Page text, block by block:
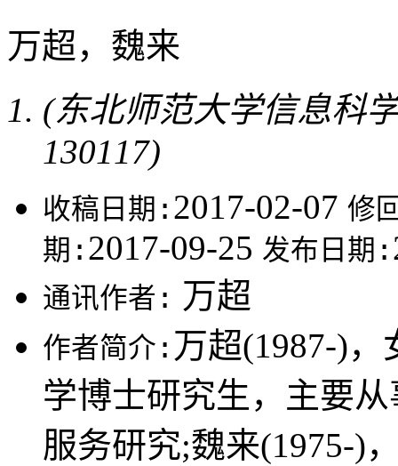
万超，魏来
(东北师范大学信息科
130117)
收稿日期: 2017-02-07 修
期: 2017-09-25 发布日期:
通讯作者: 万超
作者简介: 万超(1987-)
学博士研究生，主要
服务研究;魏来(1975-)